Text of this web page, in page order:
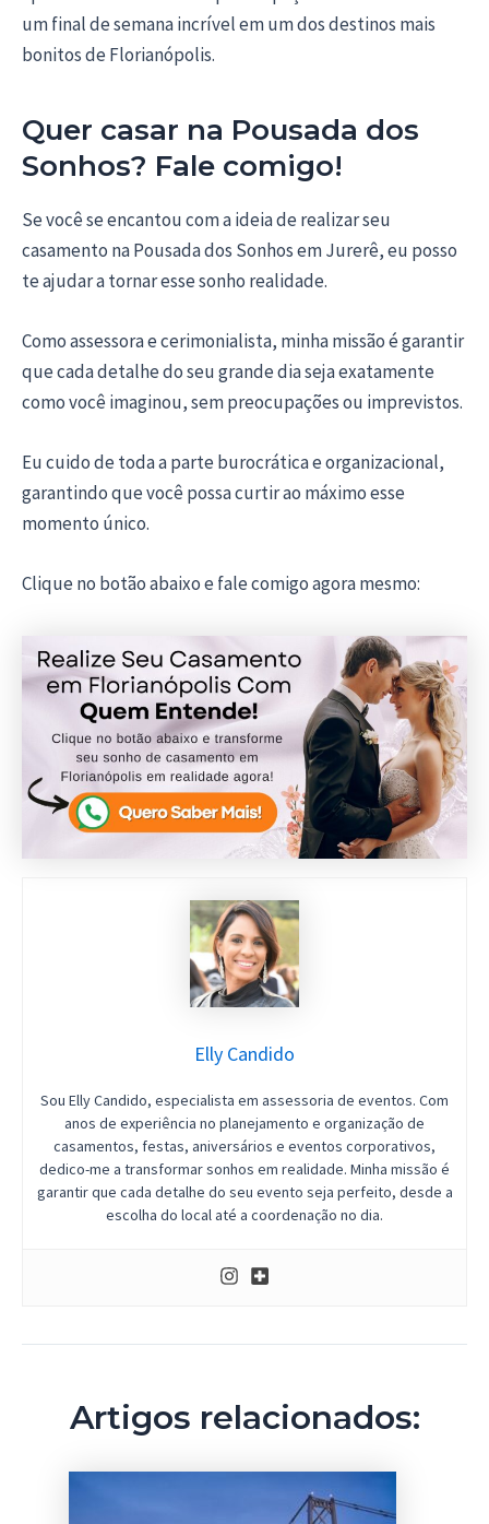
um final de semana incrível em um dos destinos mais
bonitos de Florianópolis.
Quer casar na Pousada dos
Sonhos? Fale comigo!
Se você se encantou com a ideia de realizar seu
casamento na Pousada dos Sonhos em Jurerê, eu posso
te ajudar a tornar esse sonho realidade.
Como assessora e cerimonialista, minha missão é garantir
que cada detalhe do seu grande dia seja exatamente
como você imaginou, sem preocupações ou imprevistos.
Eu cuido de toda a parte burocrática e organizacional,
garantindo que você possa curtir ao máximo esse
momento único.
Clique no botão abaixo e fale comigo agora mesmo:
Elly Candido
Sou Elly Candido, especialista em assessoria de eventos. Com
anos de experiência no planejamento e organização de
casamentos, festas, aniversários e eventos corporativos,
dedico-me a transformar sonhos em realidade. Minha missão é
garantir que cada detalhe do seu evento seja perfeito, desde a
escolha do local até a coordenação no dia.
Artigos relacionados: